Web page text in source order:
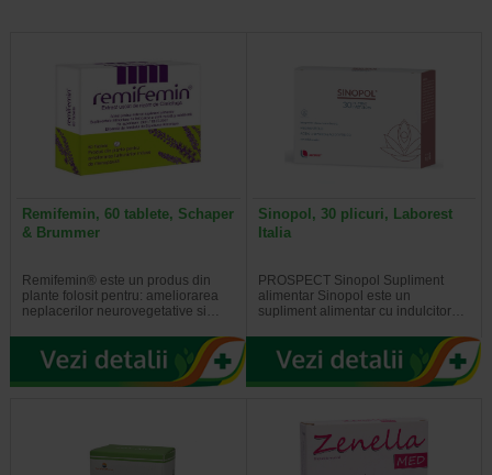
Remifemin, 60 tablete, Schaper
& Brummer
Remifemin® este un produs din
plante folosit pentru: ameliorarea
neplacerilor neurovegetative si…
Sinopol, 30 plicuri, Laborest
Italia
PROSPECT Sinopol Supliment
alimentar Sinopol este un
supliment alimentar cu indulcitor…